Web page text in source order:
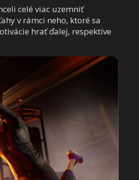
celé viac uzemniť
v rámci neho, ktoré sa
hrať ďalej, respektíve